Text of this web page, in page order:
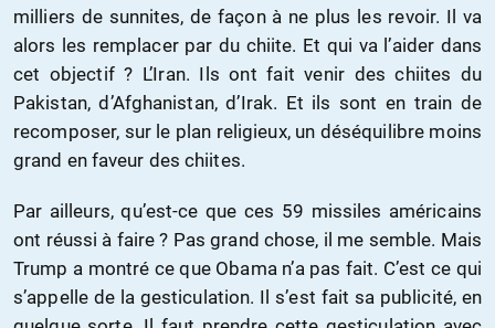
milliers de sunnites, de façon à ne plus les revoir. Il va
alors les remplacer par du chiite. Et qui va l’aider dans
cet objectif ? L’Iran. Ils ont fait venir des chiites du
Pakistan, d’Afghanistan, d’Irak. Et ils sont en train de
recomposer, sur le plan religieux, un déséquilibre moins
grand en faveur des chiites.
Par ailleurs, qu’est-ce que ces 59 missiles américains
ont réussi à faire ? Pas grand chose, il me semble. Mais
Trump a montré ce que Obama n’a pas fait. C’est ce qui
s’appelle de la gesticulation. Il s’est fait sa publicité, en